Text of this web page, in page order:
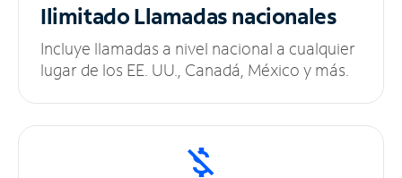
IlimitadoLlamadas nacionales
Incluye llamadas a nivel nacional a cualquier
lugar de los EE. UU., Canadá, México y más.